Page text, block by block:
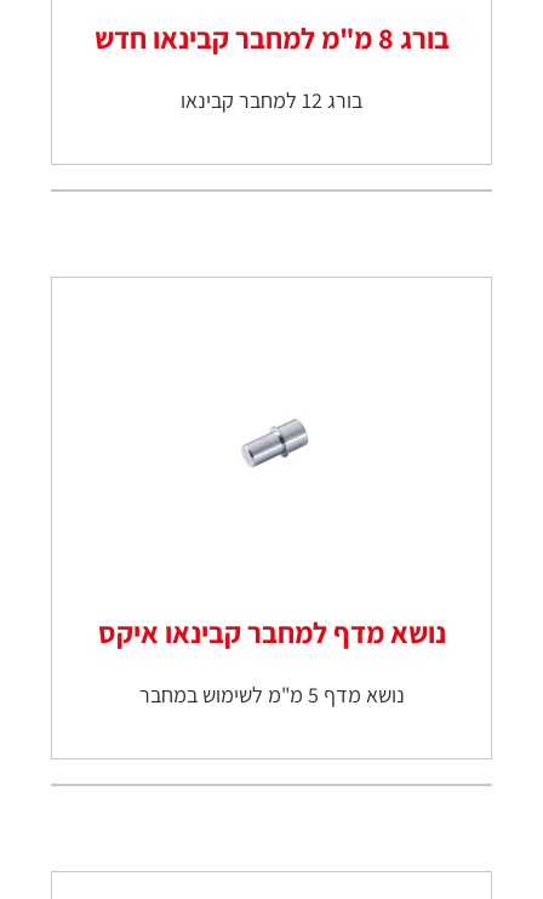
בורג 8 מ"מ למחבר קבינאו חדש
בורג 12 למחבר קבינאו
נושא מדף למחבר קבינאו איקס
נושא מדף 5 מ"מ לשימוש במחבר